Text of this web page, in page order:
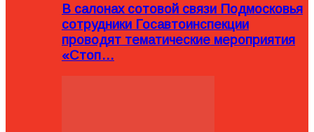
В салонах сотовой связи Подмосковья
сотрудники Госавтоинспекции
проводят тематические мероприятия
«Стоп…